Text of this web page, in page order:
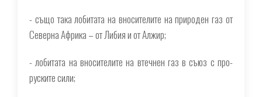
- също така лобитата на вносителите на природен газ от
Северна Африка – от Либия и от Алжир;
- лобитата на вносителите на втечнен газ в съюз с про-
руските сили;